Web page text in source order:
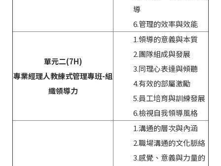
導
6.管理的效率與效能
單元二(7H)
專業經理人教練式管理專班-組
織領導力
1.領導的意義與本質
2.團隊組成與發展
3.同理心表達與傾聽
4.有效的部屬激勵
5.員工培育與訓練發展
6.檢視自我領導風格
1.溝通的層次與內涵
2.職場溝通的文化脈絡
3.感覺、意義與力量的